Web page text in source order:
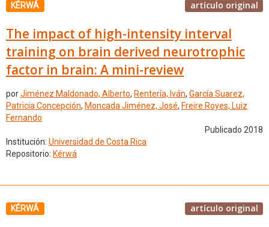
KÉRWÁ artículo original
The impact of high-intensity interval
training on brain derived neurotrophic
factor in brain: A mini-review
porJiménez Maldonado, Alberto, Rentería, Iván, García Suarez,
Patricia Concepción, Moncada Jiménez, José, Freire Royes, Luiz
Fernando
Publicado 2018
Institución: Universidad de Costa Rica
Repositorio: Kérwá
KÉRWÁ artículo original